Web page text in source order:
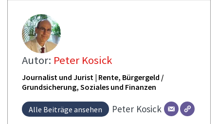
Autor: Peter Kosick
Journalist und Jurist | Rente, Bürgergeld /
Grundsicherung, Soziales und Finanzen
Alle Beiträge ansehen Peter Kosick